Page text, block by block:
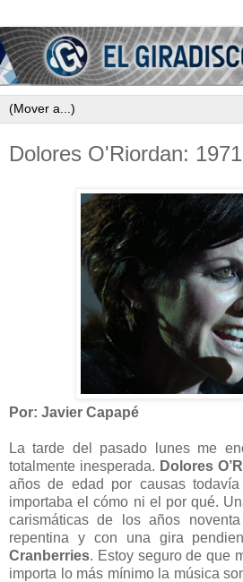
Dolores O'Riordan:
Por: Javier Capapé
La tarde del pasado lunes me
totalmente inesperada. Dolores
años de edad por causas
importaba el cómo ni el por qué.
carismáticas de los años
repentina y con una gira
Cranberries. Estoy seguro de que
importa lo más mínimo la música